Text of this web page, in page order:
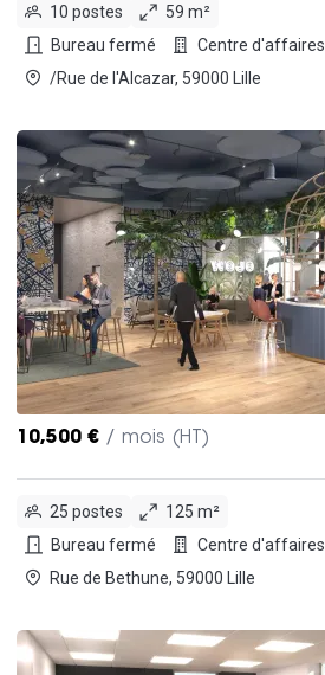
10 postes
59 m²
Bureau fermé
Centre d'affaires
/Rue de l'Alcazar, 59000 Lille
10,500 € / mois (HT)
25 postes
125 m²
Bureau fermé
Centre d'affaires
Rue de Bethune, 59000 Lille